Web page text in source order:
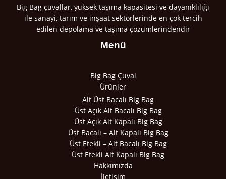
Big Bag çuvallar, yüksek taşıma kapasitesi ve dayanıklılığı
ile sanayi, tarım ve inşaat sektörlerinde en çok tercih
edilen depolama ve taşıma çözümlerindendir
Menü
Big Bag Çuval
Ürünler
Alt Üst Bacalı Big Bag
Üst Açık Alt Bacalı Big Bag
Üst Açık Alt Kapalı Big Bag
Üst Bacalı – Alt Kapalı Big Bag
Üst Etekli – Alt Bacalı Big Bag
Üst Etekli Alt Kapalı Big Bag
Hakkımızda
İletişim